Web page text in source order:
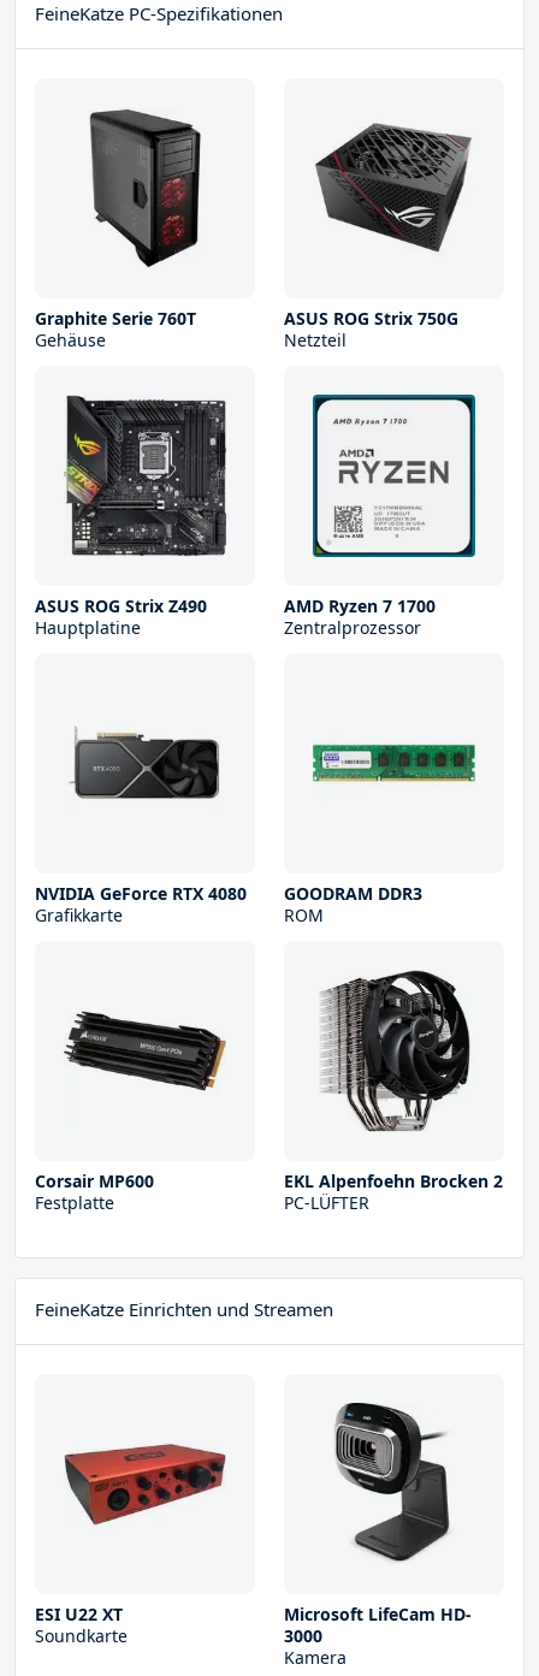
FeineKatze PC-Spezifikationen
Graphite Serie 760T
Gehäuse
ASUS ROG Strix 750G
Netzteil
ASUS ROG Strix Z490
Hauptplatine
AMD Ryzen 7 1700
Zentralprozessor
NVIDIA GeForce RTX 4080
Grafikkarte
GOODRAM DDR3
ROM
Corsair MP600
Festplatte
EKL Alpenfoehn Brocken 2
PC-LÜFTER
FeineKatze Einrichten und Streamen
ESI U22 XT
Soundkarte
Microsoft LifeCam HD-
3000
Kamera